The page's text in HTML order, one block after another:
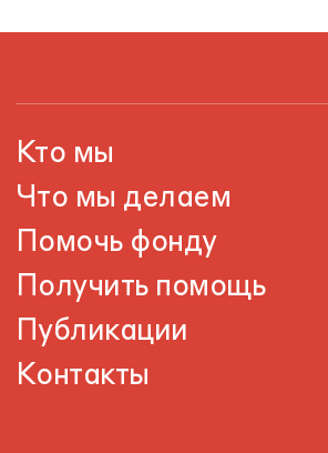
Кто мы
Что мы делаем
Помочь фонду
Получить помощь
Публикации
Контакты